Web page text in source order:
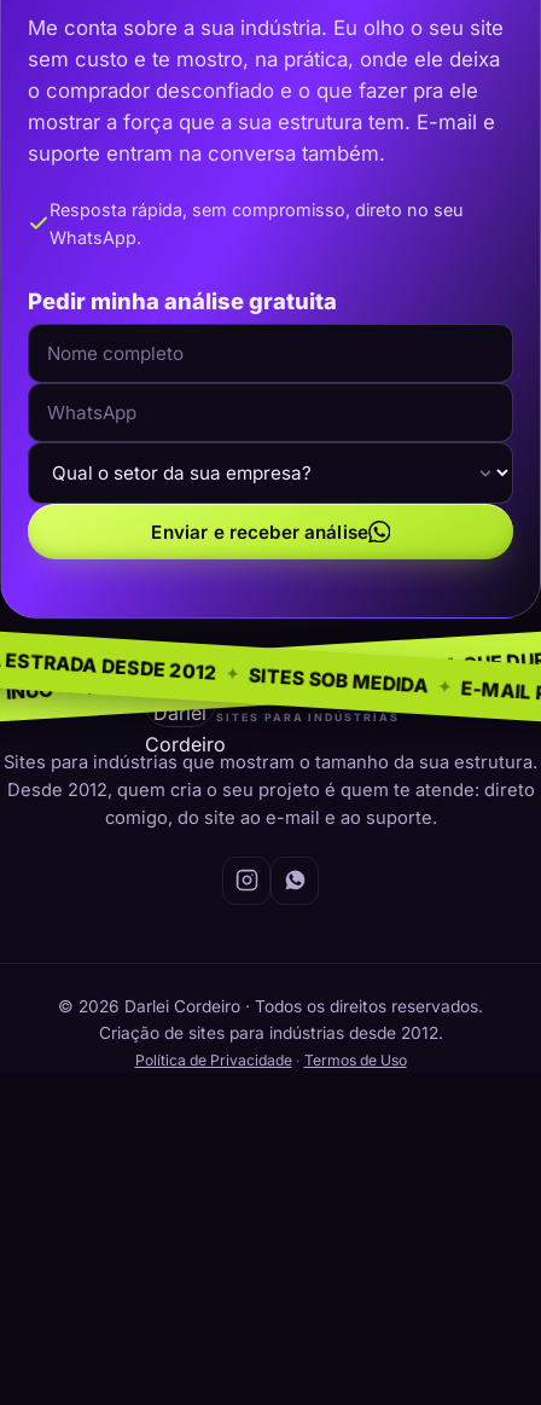
Me conta sobre a sua indústria. Eu olho o seu site
sem custo e te mostro, na prática, onde ele deixa
o comprador desconfiado e o que fazer pra ele
mostrar a força que a sua estrutura tem. E-mail e
suporte entram na conversa também.
Resposta rápida, sem compromisso, direto no seu
WhatsApp.
Pedir minha análise gratuita
Enviar e receber análise
INDÚSTRIAS ✦ PRESENÇA QUE DURA ✦ SEM
✦ NA ESTRADA DESDE 2012 ✦ SITES SOB
darleicordeiro
SITES PARA INDÚSTRIAS
Sites para indústrias que mostram o tamanho da sua estrutura.
Desde 2012, quem cria o seu projeto é quem te atende: direto
comigo, do site ao e-mail e ao suporte.
© 2026 Darlei Cordeiro · Todos os direitos reservados.
Criação de sites para indústrias desde 2012.
Política de Privacidade· Termos de Uso